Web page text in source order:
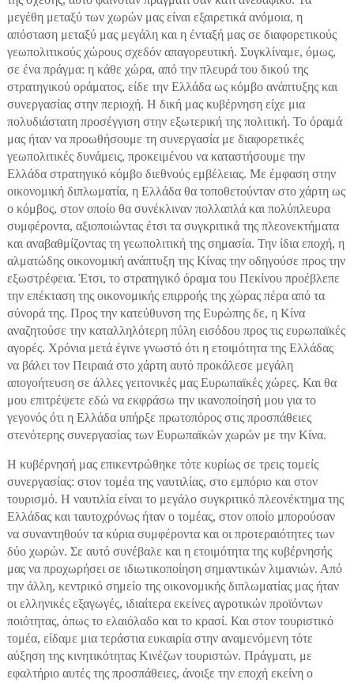
μεγέθη μεταξύ των χωρών μας είναι εξαιρετικά ανόμοια, η
απόσταση μεταξύ μας μεγάλη και η ένταξή μας σε διαφορετικούς
γεωπολιτικούς χώρους σχεδόν απαγορευτική. Συγκλίναμε, όμως,
σε ένα πράγμα: η κάθε χώρα, από την πλευρά του δικού της
στρατηγικού οράματος, είδε την Ελλάδα ως κόμβο ανάπτυξης και
συνεργασίας στην περιοχή. Η δική μας κυβέρνηση είχε μια
πολυδιάστατη προσέγγιση στην εξωτερική της πολιτική. Το όραμά
μας ήταν να προωθήσουμε τη συνεργασία με διαφορετικές
γεωπολιτικές δυνάμεις, προκειμένου να καταστήσουμε την
Ελλάδα στρατηγικό κόμβο διεθνούς εμβέλειας. Με έμφαση στην
οικονομική διπλωματία, η Ελλάδα θα τοποθετούνταν στο χάρτη ως
ο κόμβος, στον οποίο θα συνέκλιναν πολλαπλά και πολύπλευρα
συμφέροντα, αξιοποιώντας έτσι τα συγκριτικά της πλεονεκτήματα
και αναβαθμίζοντας τη γεωπολιτική της σημασία. Την ίδια εποχή, η
αλματώδης οικονομική ανάπτυξη της Κίνας την οδηγούσε προς την
εξωστρέφεια. Έτσι, το στρατηγικό όραμα του Πεκίνου προέβλεπε
την επέκταση της οικονομικής επιρροής της χώρας πέρα από τα
σύνορά της. Προς την κατεύθυνση της Ευρώπης δε, η Κίνα
αναζητούσε την καταλληλότερη πύλη εισόδου προς τις ευρωπαϊκές
αγορές. Χρόνια μετά έγινε γνωστό ότι η ετοιμότητα της Ελλάδας
να βάλει τον Πειραιά στο χάρτη αυτό προκάλεσε μεγάλη
απογοήτευση σε άλλες γειτονικές μας Ευρωπαϊκές χώρες. Και θα
μου επιτρέψετε εδώ να εκφράσω την ικανοποίησή μου για το
γεγονός ότι η Ελλάδα υπήρξε πρωτοπόρος στις προσπάθειες
στενότερης συνεργασίας των Ευρωπαϊκών χωρών με την Κίνα.
Η κυβέρνησή μας επικεντρώθηκε τότε κυρίως σε τρεις τομείς
συνεργασίας: στον τομέα της ναυτιλίας, στο εμπόριο και στον
τουρισμό. Η ναυτιλία είναι το μεγάλο συγκριτικό πλεονέκτημα της
Ελλάδας και ταυτοχρόνως ήταν ο τομέας, στον οποίο μπορούσαν
να συναντηθούν τα κύρια συμφέροντα και οι προτεραιότητες των
δύο χωρών. Σε αυτό συνέβαλε και η ετοιμότητα της κυβέρνησής
μας να προχωρήσει σε ιδιωτικοποίηση σημαντικών λιμανιών. Από
την άλλη, κεντρικό σημείο της οικονομικής διπλωματίας μας ήταν
οι ελληνικές εξαγωγές, ιδιαίτερα εκείνες αγροτικών προϊόντων
ποιότητας, όπως το ελαιόλαδο και το κρασί. Και στον τουριστικό
τομέα, είδαμε μια τεράστια ευκαιρία στην αναμενόμενη τότε
αύξηση της κινητικότητας Κινέζων τουριστών. Πράγματι, με
εφαλτήριο αυτές της προσπάθειες, άνοιξε την εποχή εκείνη o